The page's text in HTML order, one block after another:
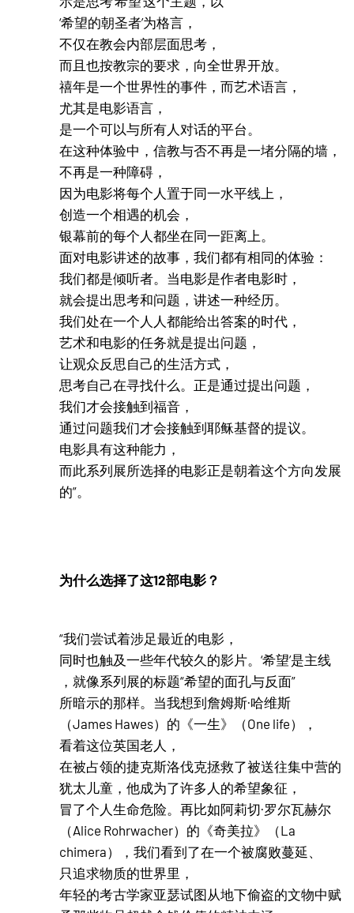
‘希望的朝圣者’为格言，
不仅在教会内部层面思考，
而且也按教宗的要求，向全世界开放。
禧年是一个世界性的事件，而艺术语言，
尤其是电影语言，
是一个可以与所有人对话的平台。
在这种体验中，信教与否不再是一堵分隔的墙，
不再是一种障碍，
因为电影将每个人置于同一水平线上，
创造一个相遇的机会，
银幕前的每个人都坐在同一距离上。
面对电影讲述的故事，我们都有相同的体验：
我们都是倾听者。当电影是作者电影时，
就会提出思考和问题，讲述一种经历。
我们处在一个人人都能给出答案的时代，
艺术和电影的任务就是提出问题，
让观众反思自己的生活方式，
思考自己在寻找什么。正是通过提出问题，
我们才会接触到福音，
通过问题我们才会接触到耶稣基督的提议。
电影具有这种能力，
而此系列展所选择的电影正是朝着这个方向发展
的”。
为什么选择了这12部电影？
“我们尝试着涉足最近的电影，
同时也触及一些年代较久的影片。‘希望’是主线
，就像系列展的标题“希望的面孔与反面”
所暗示的那样。当我想到詹姆斯·哈维斯
（James Hawes）的《一生》（One life），
看着这位英国老人，
在被占领的捷克斯洛伐克拯救了被送往集中营的
犹太儿童，他成为了许多人的希望象征，
冒了个人生命危险。再比如阿莉切·罗尔瓦赫尔
（Alice Rohrwacher）的《奇美拉》（La
chimera），我们看到了在一个被腐败蔓延、
只追求物质的世界里，
年轻的考古学家亚瑟试图从地下偷盗的文物中赋